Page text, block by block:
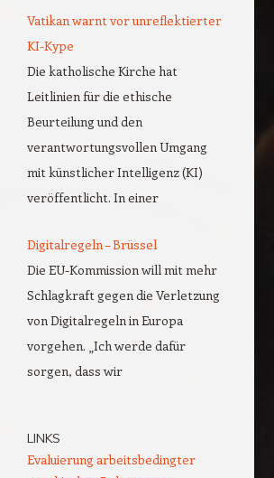
Vatikan warnt vor unreflektierter
KI-Kype
Die katholische Kirche hat
Leitlinien für die ethische
Beurteilung und den
verantwortungsvollen Umgang
mit künstlicher Intelligenz (KI)
veröffentlicht. In einer
Digitalregeln – Brüssel
Die EU-Kommission will mit mehr
Schlagkraft gegen die Verletzung
von Digitalregeln in Europa
vorgehen. „Ich werde dafür
sorgen, dass wir
LINKS
Evaluierung arbeitsbedingter